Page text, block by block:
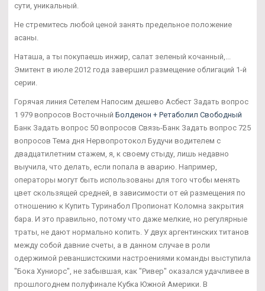
сути, уникальный.
Не стремитесь любой ценой занять предельное положение
асаны.
Наташа, а ты покупаешь инжир, салат зеленый кочанный,...
Эмитент в июле 2012 года завершил размещение облигаций 1-й
серии.
Горячая линия Сетелем Напосим дешево Асбест Задать вопрос
1 979 вопросов Восточный Болденон + Ретаболил Свободный
Банк Задать вопрос 50 вопросов Связь-Банк Задать вопрос 725
вопросов Тема дня Нервопротокол Будучи водителем с
двадцатилетним стажем, я, к своему стыду, лишь недавно
выучила, что делать, если попала в аварию. Например,
операторы могут быть использованы для того чтобы менять
цвет скользящей средней, в зависимости от ей размещения по
отношению к Купить Туринабол Пропионат Коломна закрытия
бара. И это правильно, потому что даже мелкие, но регулярные
траты, не дают нормально копить. У двух аргентинских титанов
между собой давние счеты, а в данном случае в роли
одержимой реваншистскими настроениями команды выступила
"Бока Хуниорс", не забывшая, как "Ривер" оказался удачливее в
прошлогоднем полуфинале Кубка Южной Америки. В